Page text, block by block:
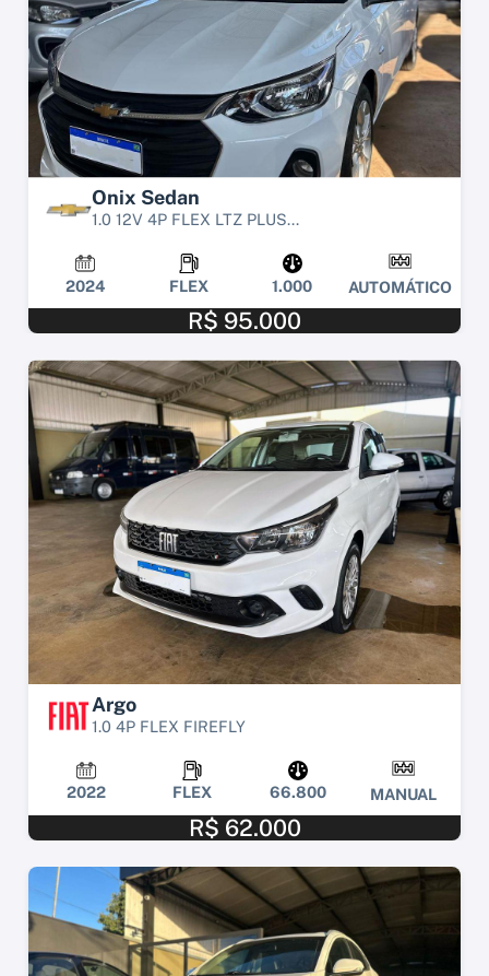
Onix Sedan
1.0 12V 4P FLEX LTZ PLUS...
2024 FLEX 1.000 AUTOMÁTICO
R$ 95.000
Argo
1.0 4P FLEX FIREFLY
2022 FLEX 66.800 MANUAL
R$ 62.000